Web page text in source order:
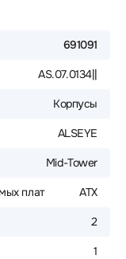
691091
AS.07.0134||
Корпусы
ALSEYE
Mid-Tower
плат ATX
2
1